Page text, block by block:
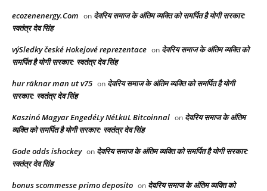
ecozenenergy.Com on देवरिय समाज के अंतिम व्यक्ति को समर्पित है योगी सरकार:
स्वतंत्र देव सिंह
výSledky české Hokejové reprezentace on देवरिय समाज के अंतिम व्यक्ति को
समर्पित है योगी सरकार: स्वतंत्र देव सिंह
hur räknar man ut v75 on देवरिय समाज के अंतिम व्यक्ति को समर्पित है योगी
सरकार: स्वतंत्र देव सिंह
Kaszinó Magyar EngedéLy NéLküL Bitcoinnal on देवरिय समाज के अंतिम
व्यक्ति को समर्पित है योगी सरकार: स्वतंत्र देव सिंह
Gode odds ishockey on देवरिय समाज के अंतिम व्यक्ति को समर्पित है योगी सरकार:
स्वतंत्र देव सिंह
bonus scommesse primo deposito on देवरिय समाज के अंतिम व्यक्ति को